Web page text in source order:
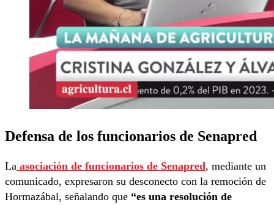
Defensa de los funcionarios de Senapred
La asociación de funcionarios de Senapred, mediante un
comunicado, expresaron su desconecto con la remoción de
Hormazábal, señalando que “es una resolución de